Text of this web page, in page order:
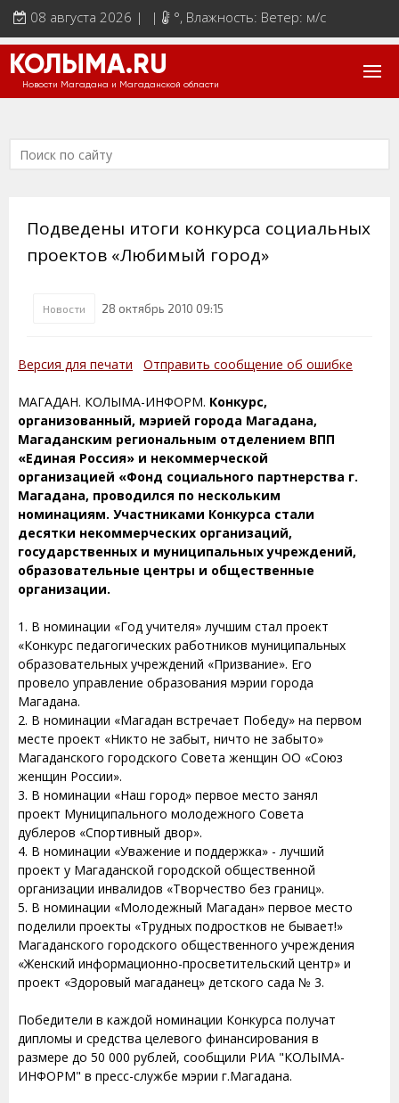
08 августа 2026 | | °, Влажность: Ветер: м/с
КОЛЫМА.RU
Новости Магадана и Магаданской области
Подведены итоги конкурса социальных
проектов «Любимый город»
Новости 28 октябрь 2010 09:15
Версия для печати Отправить сообщение об ошибке
МАГАДАН. КОЛЫМА-ИНФОРМ. Конкурс,
организованный, мэрией города Магадана,
Магаданским региональным отделением ВПП
«Единая Россия» и некоммерческой
организацией «Фонд социального партнерства г.
Магадана, проводился по нескольким
номинациям. Участниками Конкурса стали
десятки некоммерческих организаций,
государственных и муниципальных учреждений,
образовательные центры и общественные
организации.
1. В номинации «Год учителя» лучшим стал проект
«Конкурс педагогических работников муниципальных
образовательных учреждений «Призвание». Его
провело управление образования мэрии города
Магадана.
2. В номинации «Магадан встречает Победу» на первом
месте проект «Никто не забыт, ничто не забыто»
Магаданского городского Совета женщин ОО «Союз
женщин России».
3. В номинации «Наш город» первое место занял
проект Муниципального молодежного Совета
дублеров «Спортивный двор».
4. В номинации «Уважение и поддержка» - лучший
проект у Магаданской городской общественной
организации инвалидов «Творчество без границ».
5. В номинации «Молодежный Магадан» первое место
поделили проекты «Трудных подростков не бывает!»
Магаданского городского общественного учреждения
«Женский информационно-просветительский центр» и
проект «Здоровый магаданец» детского сада № 3.
Победители в каждой номинации Конкурса получат
дипломы и средства целевого финансирования в
размере до 50 000 рублей, сообщили РИА "КОЛЫМА-
ИНФОРМ" в пресс-службе мэрии г.Магадана.